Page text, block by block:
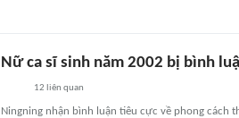
Nữ ca sĩ sinh năm 2002 bị bình
12 liên quan
Ningning nhận bình luận tiêu cực về phong cách